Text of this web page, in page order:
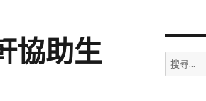
協助生
搜
尋